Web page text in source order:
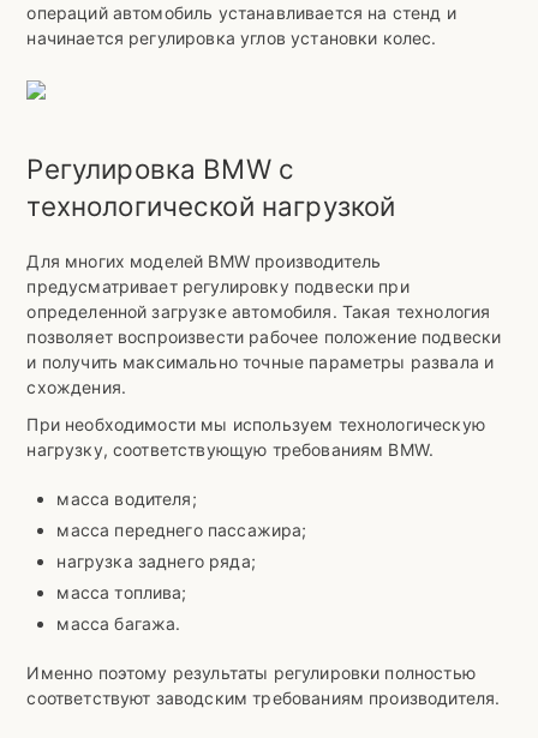
операций автомобиль устанавливается на стенд и
начинается регулировка углов установки колес.
Регулировка BMW с
технологической нагрузкой
Для многих моделей BMW производитель
предусматривает регулировку подвески при
определенной загрузке автомобиля. Такая технология
позволяет воспроизвести рабочее положение подвески
и получить максимально точные параметры развала и
схождения.
При необходимости мы используем технологическую
нагрузку, соответствующую требованиям BMW.
масса водителя;
масса переднего пассажира;
нагрузка заднего ряда;
масса топлива;
масса багажа.
Именно поэтому результаты регулировки полностью
соответствуют заводским требованиям производителя.